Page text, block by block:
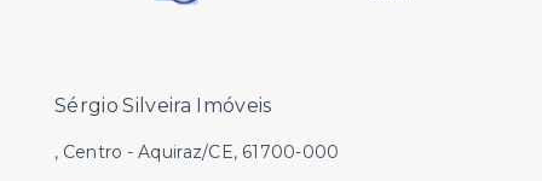
Sérgio Silveira Imóveis
, Centro - Aquiraz/CE, 61700-000